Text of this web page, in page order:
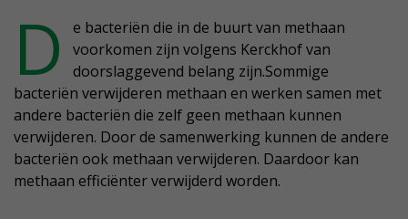
D
e bacteriën die in de buurt van methaan
voorkomen zijn volgens Kerckhof van
doorslaggevend belang zijn.Sommige
bacteriën verwijderen methaan en werken samen met
andere bacteriën die zelf geen methaan kunnen
verwijderen. Door de samenwerking kunnen de andere
bacteriën ook methaan verwijderen. Daardoor kan
methaan efficiënter verwijderd worden.